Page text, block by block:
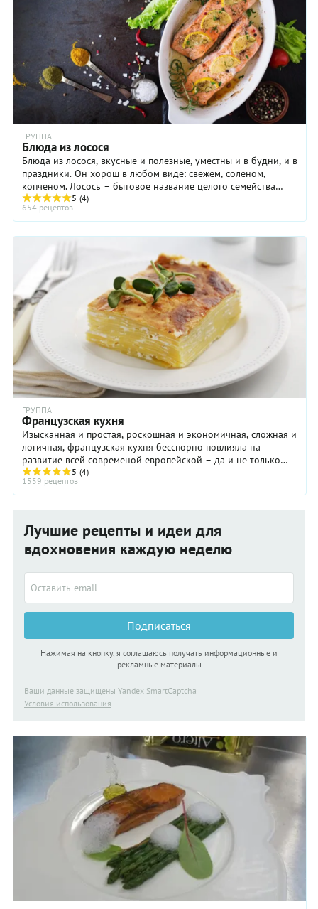
ГРУППА
Блюда из лосося
Блюда из лосося, вкусные и полезные, уместны и в будни, и в
праздники. Он хорош в любом виде: свежем, соленом,
копченом. Лосось – бытовое название целого семейства
рыб, объединяющее шесть родов, но ...
5 (4)
654 рецептов
ГРУППА
Французская кухня
Изысканная и простая, роскошная и экономичная, сложная и
логичная, французская кухня бесспорно повлияла на
развитие всей современой европейской – да и не только
европейской - кулинарии. Разве можно ...
5 (4)
1559 рецептов
Лучшие рецепты и идеи для
вдохновения каждую неделю
Подписаться
Нажимая на кнопку, я соглашаюсь получать информационные и
рекламные материалы
Ваши данные защищены Yandex SmartCaptcha
Условия использования